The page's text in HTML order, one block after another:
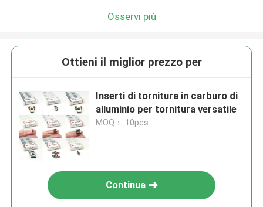
Osservi più
Ottieni il miglior prezzo per
Inserti di tornitura in carburo di
alluminio per tornitura versatile
MOQ： 10pcs
Continua